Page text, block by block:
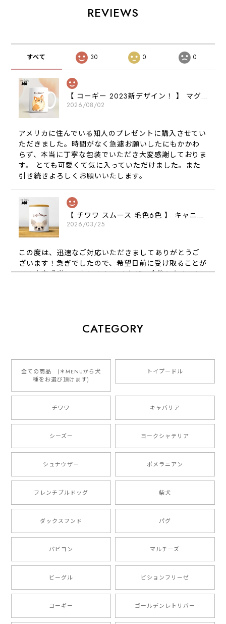
REVIEWS
すべて 30 0 0
【 コーギー 2023新デザイン！ 】 マグカップ お家用 プレゼント 犬 うちの子 犬グッズ ギフト
2026/08/02
アメリカに住んでいる知人のプレゼントに購入させてい
ただきました。時間がなく急遽お願いしたにもかかわ
らず、本当に丁寧な包装でいただき大変感謝しておりま
す。 とても可愛くて気に入っていただけました。また
引き続きよろしくお願いいたします。
【 チワワ スムース 毛色6色 】 キャニスター 保存容器 お家用 プレゼント 犬 ペット うちの子 犬グッズ
2026/03/25
この度は、迅速なご対応いただきましてありがとうご
ざいます！急ぎでしたので、希望日前に受け取ることが
でき大変感謝しております！ またぜひ今後ともよろし
2026/01/16
とっても可愛くて、わんちゃんの名前や電話番号も分か
りやすくて最高です！ ありがとうございました❁⃘*.ﾟ
ご縁がありましたら、またよろしくお願いいたします。
【 自然に囲まれた ダックスフンド 】 キャニスター 保存容器 お家用 プレゼント 犬 ペット うちの子 犬グッズ
【 ボーダーコリー 水彩画風 毛色4色 】 手帳 スマホケース 犬 うちの子 iPhone & Android
ったです。 ご連絡が取りづらい点だけ少し不安になり
ましたが、商品の素敵さでチャラです。 本当に可愛
い。ありがとうございます。
2024/10/28
CATEGORY
全ての商品 (＊MENUから犬
種をお選び頂けます)
トイプードル
チワワ キャバリア
シーズー ヨークシャテリア
シュナウザー ポメラニアン
フレンチブルドッグ 柴犬
ダックスフンド パグ
パピヨン マルチーズ
ビーグル ビションフリーゼ
コーギー ゴールデンレトリバー